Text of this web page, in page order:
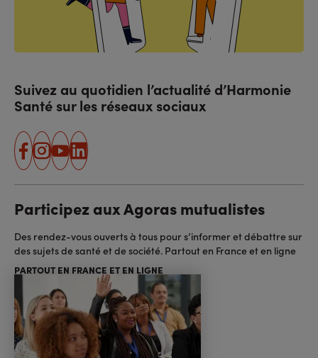
Suivez au quotidien l’actualité d’Harmonie
Santé sur les réseaux sociaux
facebook
instagram
youtube
linkedin
Participez aux Agoras mutualistes
Des rendez-vous ouverts à tous pour s’informer et débattre sur
des sujets de santé et de société. Partout en France et en ligne
PARTOUT EN FRANCE ET EN LIGNE